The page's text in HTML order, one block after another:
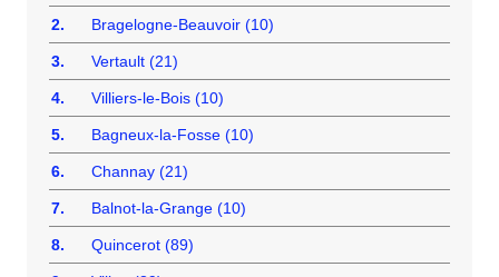
2. Bragelogne-Beauvoir (10)
3. Vertault (21)
4. Villiers-le-Bois (10)
5. Bagneux-la-Fosse (10)
6. Channay (21)
7. Balnot-la-Grange (10)
8. Quincerot (89)